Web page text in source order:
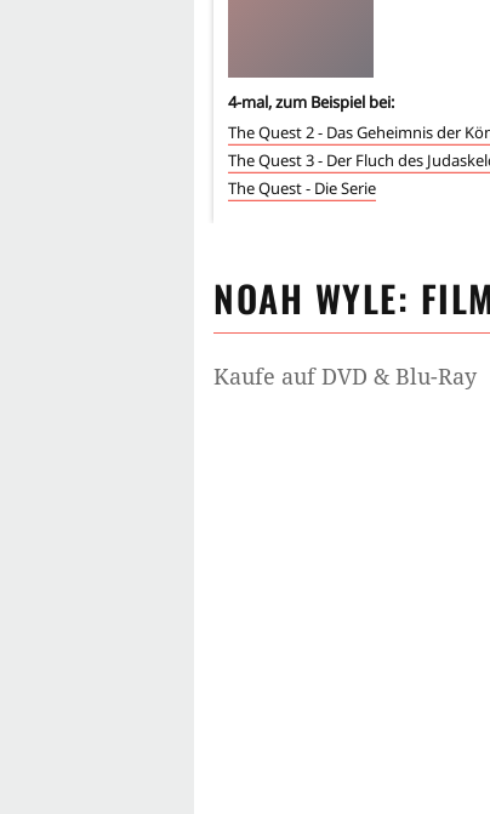
4-mal, zum Beispiel bei:
The Quest 2 - Das Geheimnis der
The Quest 3 - Der Fluch des
The Quest - Die Serie
NOAH WYLE:
Kaufe auf DVD & Blu-Ray